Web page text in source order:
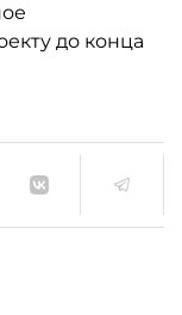
до конца